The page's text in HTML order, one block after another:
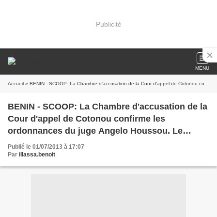
Publicité
MENU
Accueil » BENIN - SCOOP: La Chambre d'accusation de la Cour d'appel de Cotonou confirme les ordonnances du juge Angelo Houssou. Le menteur Boni Yayi au pied du mur !!!
BENIN - SCOOP: La Chambre d'accusation de la
Cour d'appel de Cotonou confirme les
ordonnances du juge Angelo Houssou. Le
menteur Boni Yayi au pied du mur !!!
Publié le 01/07/2013 à 17:07
Par illassa.benoit